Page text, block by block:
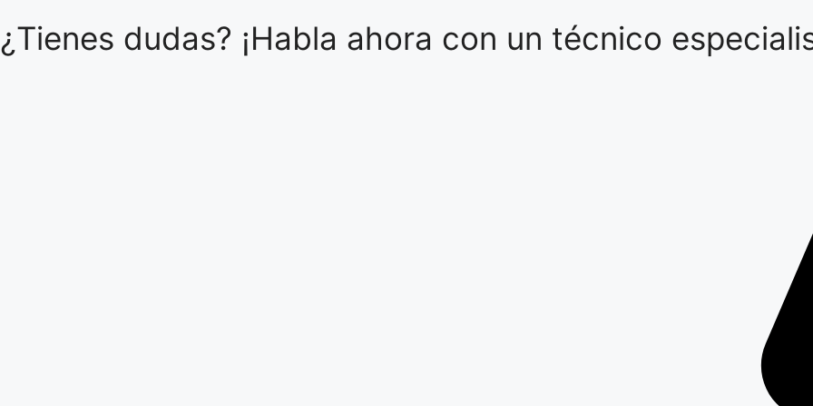
¿Tienes dudas? ¡Habla ahora con un técnico